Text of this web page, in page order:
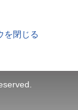
を閉じる